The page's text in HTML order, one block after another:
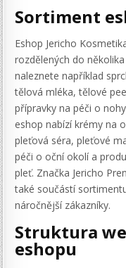
Sortiment
Eshop Jericho
rozdělených do
naleznete například
tělová mléka, tělové
přípravky na péči o
eshop nabízí krémy na
pleťová séra, pleťové
péči o oční okolí a
pleť. Značka Jericho
také součástí
náročnější zákazníky.
Struktura
eshopu